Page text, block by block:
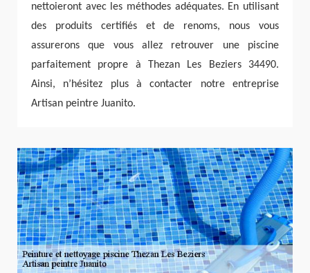
nettoieront avec les méthodes adéquates. En utilisant
des produits certifiés et de renoms, nous vous
assurerons que vous allez retrouver une piscine
parfaitement propre à Thezan Les Beziers 34490.
Ainsi, n’hésitez plus à contacter notre entreprise
Artisan peintre Juanito.